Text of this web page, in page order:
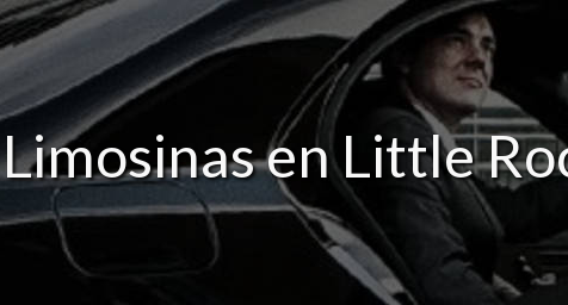
Limosinas en Little